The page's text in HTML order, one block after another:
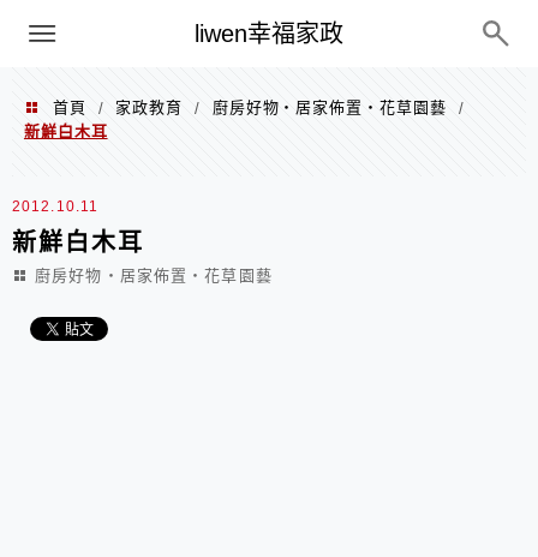
liwen幸福家政
menu
首頁 / 家政教育 / 廚房好物‧居家佈置‧花草園藝
/
新鮮白木耳
2012.10.11
新鮮白木耳
廚房好物‧居家佈置‧花草園藝